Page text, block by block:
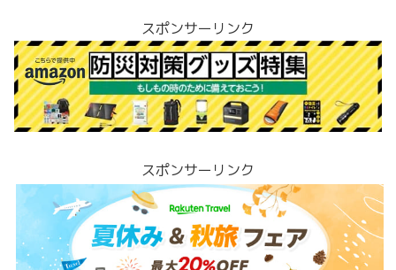
スポンサーリンク
スポンサーリンク